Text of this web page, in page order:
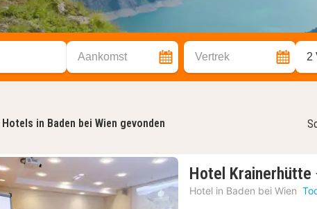
Aankomst Vertrek 2
Hotels in Baden bei Wien gevonden
Hotel Krainerhütte
Hotel in Baden bei Wien